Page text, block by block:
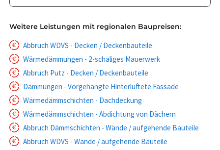
Weitere Leistungen mit regionalen Baupreisen:
Abbruch WDVS - Decken / Deckenbauteile
Wärmedämmungen - 2-schaliges Mauerwerk
Abbruch Putz - Decken / Deckenbauteile
Dämmungen - Vorgehängte Hinterlüftete Fassade
Wärmedämmschichten - Dachdeckung
Wärmedämmschichten - Abdichtung von Dächern
Abbruch Dämmschichten - Wände / aufgehende Bauteile
Abbruch WDVS - Wände / aufgehende Bauteile